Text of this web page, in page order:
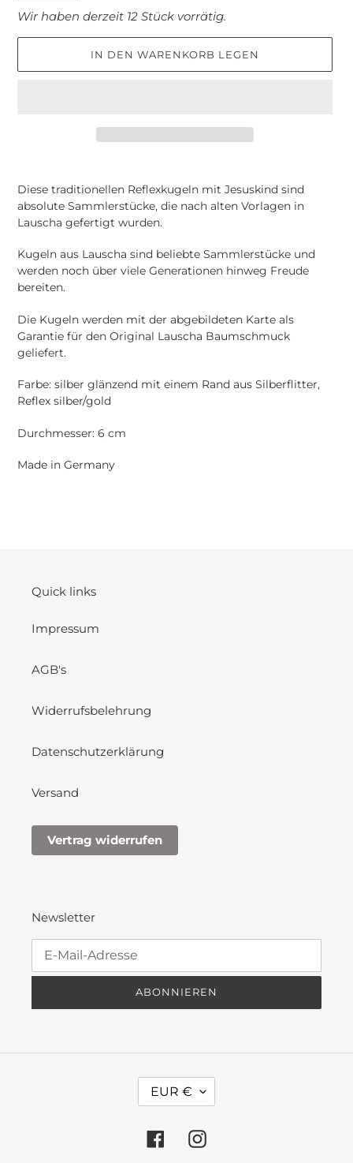
Wir haben derzeit 12 Stück vorrätig.
IN DEN WARENKORB LEGEN
wird
zum
Warenkorb
hinzugefügt
Diese traditionellen Reflexkugeln mit Jesuskind sind
absolute Sammlerstücke, die nach alten Vorlagen in
Lauscha gefertigt wurden.
Kugeln aus Lauscha sind beliebte Sammlerstücke und
werden noch über viele Generationen hinweg Freude
bereiten.
Die Kugeln werden mit der abgebildeten Karte als
Garantie für den Original Lauscha Baumschmuck
geliefert.
Farbe: silber glänzend mit einem Rand aus Silberflitter,
Reflex silber/gold
Durchmesser: 6 cm
Made in Germany
Quick links
Impressum
AGB's
Widerrufsbelehrung
Datenschutzerklärung
Versand
Vertrag widerrufen
Newsletter
ABONNIEREN
W
R
U
EUR €
FacebookInstagram